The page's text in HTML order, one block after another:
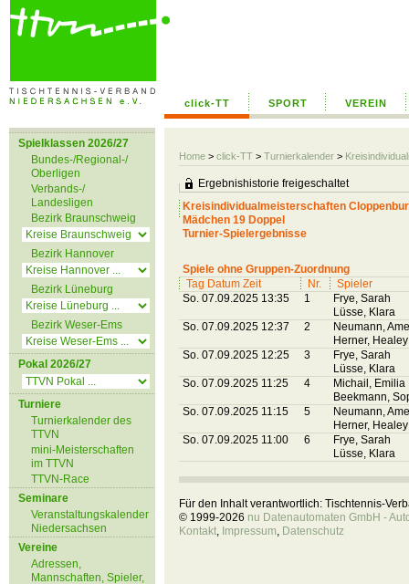
click-TT SPORT VEREIN
Home > click-TT > Turnierkalender >
Spielklassen 2026/27
Bundes-/Regional-/
Oberligen
Verbands-/
Landesligen
Bezirk Braunschweig
Bezirk Hannover
Bezirk Lüneburg
Bezirk Weser-Ems
Pokal 2026/27
Turniere
Turnierkalender des
TTVN
mini-Meisterschaften
im TTVN
TTVN-Race
Seminare
Veranstaltungskalender
Niedersachsen
Vereine
Adressen,
Mannschaften, Spieler,
Ergebnishistorie freigeschaltet
Kreisindividualmeisterschaften
Mädchen 19 Doppel
Turnier-Spielergebnisse
Spiele ohne Gruppen-Zuordnung
Tag Datum Zeit
Nr.
Spieler
So. 07.09.2025 13:35
1
Frye, Sarah
Lüsse, Klara
So. 07.09.2025 12:37
2
Neumann,
Herner, Healey
So. 07.09.2025 12:25
3
Frye, Sarah
Lüsse, Klara
So. 07.09.2025 11:25
4
Michail, Emilia
Beekmann,
So. 07.09.2025 11:15
5
Neumann,
Herner, Healey
So. 07.09.2025 11:00
6
Frye, Sarah
Lüsse, Klara
Für den Inhalt verantwortlich: Tischtennis-
© 1999-2026 nu Datenautomaten GmbH -
Kontakt, Impressum, Datenschutz